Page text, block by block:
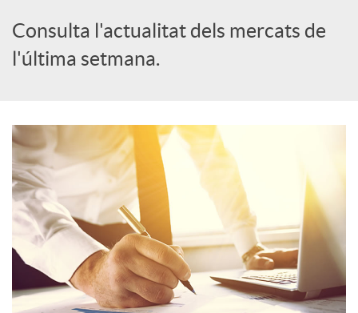
i
c
a
d
o
r
Consulta l'actualitat dels mercats de
l'última setmana.